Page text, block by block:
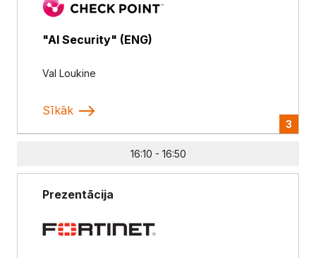
"AI Security" (ENG)
Val Loukine
Sīkāk
3
16:10 - 16:50
Prezentācija